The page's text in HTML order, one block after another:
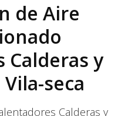
de Aire
Calderas y
seca
Calderas y